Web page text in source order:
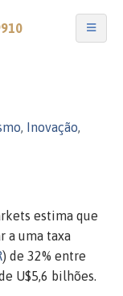
, Inovação,
estima que
a uma taxa
) de 32% entre
U$5,6 bilhões.